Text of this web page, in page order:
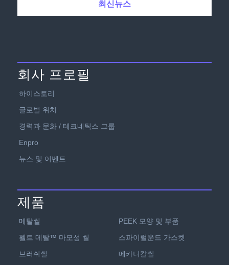
회사 프로필
하이스토리
글로벌 위치
경력과 문화 / 테크네틱스 그룹
Enpro
뉴스 및 이벤트
제품
메탈씰
펠트 메탈™ 마모성 씰
브러쉬씰
PEEK 모양 및 부품
스파이럴운드 가스켓
메카니칼씰